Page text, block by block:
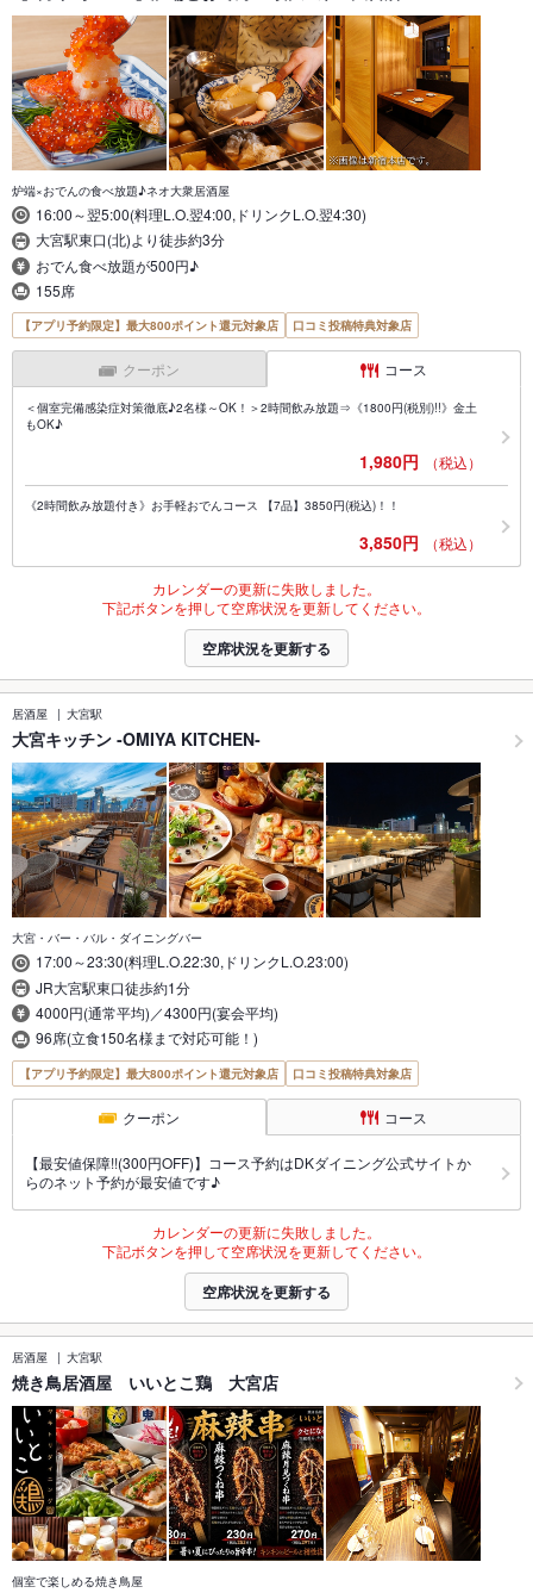
炉端×おでんの食べ放題♪ネオ大衆居酒屋
16:00～翌5:00(料理L.O.翌4:00,ドリンクL.O.翌4:30)
大宮駅東口(北)より徒歩約3分
おでん食べ放題が500円♪
155席
【アプリ予約限定】最大800ポイント還元対象店 口コミ投稿特典対象店
クーポン コース
＜個室完備感染症対策徹底♪2名様～OK！＞2時間飲み放題⇒《1800円(税別)!!》金土
もOK♪
1,980円 （税込）
《2時間飲み放題付き》お手軽おでんコース 【7品】3850円(税込)！！
3,850円 （税込）
カレンダーの更新に失敗しました。
下記ボタンを押して空席状況を更新してください。
空席状況を更新する
居酒屋 大宮駅
大宮キッチン ‐OMIYA KITCHEN‐
大宮・バー・バル・ダイニングバー
17:00～23:30(料理L.O.22:30,ドリンクL.O.23:00)
JR大宮駅東口徒歩約1分
4000円(通常平均)／4300円(宴会平均)
96席(立食150名様まで対応可能！)
【アプリ予約限定】最大800ポイント還元対象店 口コミ投稿特典対象店
クーポン コース
【最安値保障!!(300円OFF)】コース予約はDKダイニング公式サイトか
らのネット予約が最安値です♪
カレンダーの更新に失敗しました。
下記ボタンを押して空席状況を更新してください。
空席状況を更新する
居酒屋 大宮駅
焼き鳥居酒屋 いいとこ鶏 大宮店
個室で楽しめる焼き鳥屋